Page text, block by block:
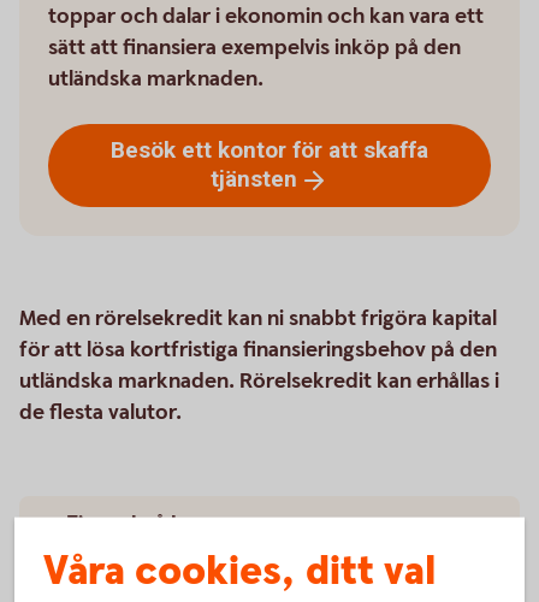
toppar och dalar i ekonomin och kan vara ett
sätt att finansiera exempelvis inköp på den
utländska marknaden.
Besök ett kontor för att skaffa
tjänsten
Med en rörelsekredit kan ni snabbt frigöra kapital
för att lösa kortfristiga finansieringsbehov på den
utländska marknaden. Rörelsekredit kan erhållas i
de flesta valutor.
Tips och råd
Pris
Våra cookies, ditt val